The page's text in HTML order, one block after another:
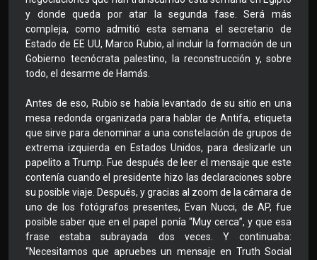
y donde queda por atar la segunda fase. Será más
compleja, como admitió esta semana el secretario de
Estado de EE UU, Marco Rubio, al incluir la formación de un
Gobierno tecnócrata palestino, la reconstrucción y, sobre
todo, el desarme de Hamás.
Antes de eso, Rubio se había levantado de su sitio en una
mesa redonda organizada para hablar de Antifa, etiqueta
que sirve para denominar a una constelación de grupos de
extrema izquierda en Estados Unidos, para deslizarle un
papelito a Trump. Fue después de leer el mensaje que este
contenía cuando el presidente hizo las declaraciones sobre
su posible viaje. Después, y gracias al zoom de la cámara de
uno de los fotógrafos presentes, Evan Nucci, de AP, fue
posible saber que en el papel ponía “Muy cerca”, y que esa
frase estaba subrayada dos veces. Y continuaba:
“Necesitamos que apruebes un mensaje en Truth Social